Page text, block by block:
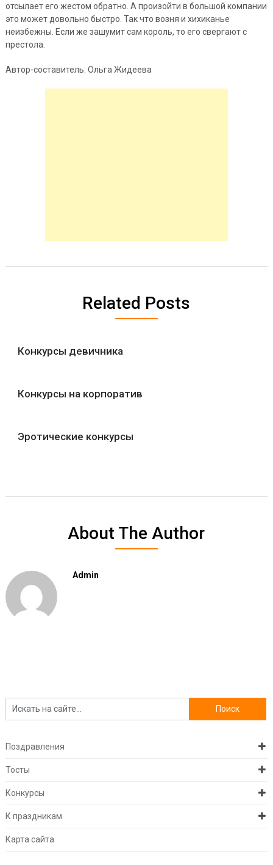
отсылает его жестом обратно. А произойти в большой компании
это может довольно быстро. Так что возня и хихиканье
неизбежны. Если же зашумит сам король, то его свергают с
престола.
Автор-составитель: Ольга Жидеева
Related Posts
Конкурсы девичника
Конкурсы на корпоратив
Эротические конкурсы
About The Author
Admin
Поздравления
Тосты
Конкурсы
К праздникам
Карта сайта